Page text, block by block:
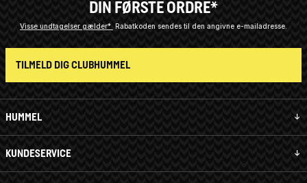
HUMMEL
KUNDESERVICE
DIN FØRSTE ORDRE*
Visse undtagelser gælder* Rabatkoden sendes til den angivne e-mailadresse.
TILMELD DIG CLUBHUMMEL